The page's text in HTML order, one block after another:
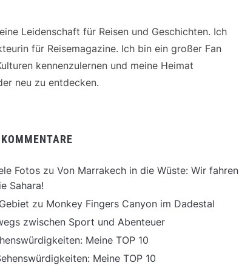
Leidenschaft für Reisen und Geschichten. Ich
für Reisemagazine. Ich bin ein großer Fan
kennenzulernen und meine Heimat
neu zu entdecken.
Fotos zu Von Marrakech in die Wüste: Wir fahren
Sahara!
zu Monkey Fingers Canyon im Dadestal
zwischen Sport und Abenteuer
Meine TOP 10
Meine TOP 10